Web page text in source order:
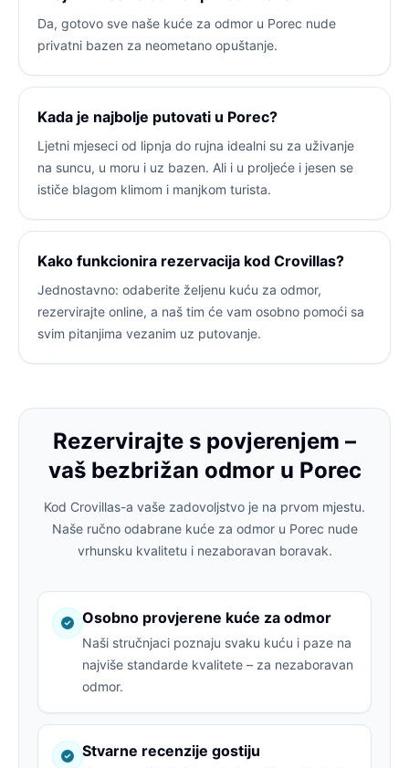
Da, gotovo sve naše kuće za odmor u Porec nude
privatni bazen za neometano opuštanje.
Kada je najbolje putovati u Porec?
Ljetni mjeseci od lipnja do rujna idealni su za uživanje
na suncu, u moru i uz bazen. Ali i u proljeće i jesen se
ističe blagom klimom i manjkom turista.
Kako funkcionira rezervacija kod Crovillas?
Jednostavno: odaberite željenu kuću za odmor,
rezervirajte online, a naš tim će vam osobno pomoći sa
svim pitanjima vezanim uz putovanje.
Rezervirajte s povjerenjem –
vaš bezbrižan odmor u Porec
Kod Crovillas-a vaše zadovoljstvo je na prvom mjestu.
Naše ručno odabrane kuće za odmor u Porec nude
vrhunsku kvalitetu i nezaboravan boravak.
Osobno provjerene kuće za odmor
Naši stručnjaci poznaju svaku kuću i paze na
najviše standarde kvalitete – za nezaboravan
odmor.
Stvarne recenzije gostiju